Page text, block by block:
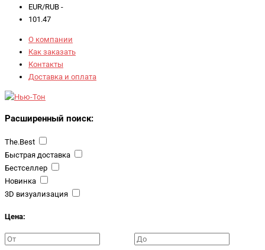
EUR/RUB -
101.47
О компании
Как заказать
Контакты
Доставка и оплата
Расширенный поиск:
The.Best
Быстрая доставка
Бестселлер
Новинка
3D визуализация
Цена: